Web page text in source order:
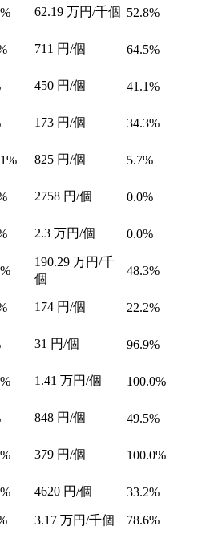
62.19 万円/千個 52.8%
711 円/個 64.5%
450 円/個 41.1%
173 円/個 34.3%
825 円/個 5.7%
2758 円/個 0.0%
2.3 万円/個 0.0%
190.29 万円/千
個
48.3%
174 円/個 22.2%
31 円/個 96.9%
1.41 万円/個 100.0%
848 円/個 49.5%
379 円/個 100.0%
4620 円/個 33.2%
3.17 万円/千個 78.6%